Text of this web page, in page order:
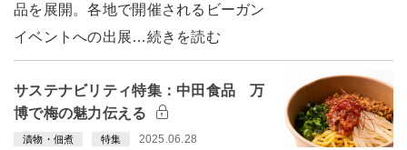
品を展開。各地で開催されるビーガン
イベントへの出展…続きを読む
サステナビリティ特集：中田食品 万
博で梅の魅力伝える
漬物・佃煮 特集 2025.06.28